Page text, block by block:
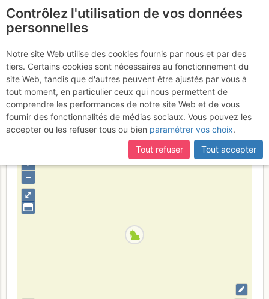
Pierre Taillée : Un autre
monde est possible
Dimanche
28 mai 2017
Haute-Savoie
⤢
+
–
Contrôlez l'utilisation de vos données
personnelles
Notre site Web utilise des cookies fournis par nous et par des
tiers. Certains cookies sont nécessaires au fonctionnement du
site Web, tandis que d'autres peuvent être ajustés par vous à
tout moment, en particulier ceux qui nous permettent de
comprendre les performances de notre site Web et de vous
fournir des fonctionnalités de médias sociaux. Vous pouvez les
accepter ou les refuser tous ou bien paramétrer vos choix.
Tout refuser
Tout accepter